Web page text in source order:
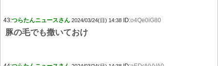
43:つらたんニュースさん 2024/03/24(日) 14:38 ID:o4Qe0iG80
豚の毛でも撒いておけ